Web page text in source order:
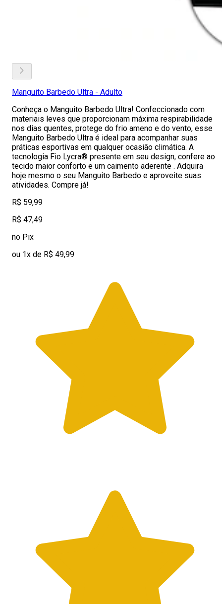
Manguito Barbedo Ultra - Adulto
Conheça o Manguito Barbedo Ultra! Confeccionado com
materiais leves que proporcionam máxima respirabilidade
nos dias quentes, protege do frio ameno e do vento, esse
Manguito Barbedo Ultra é ideal para acompanhar suas
práticas esportivas em qualquer ocasião climática. A
tecnologia Fio Lycra® presente em seu design, confere ao
tecido maior conforto e um caimento aderente . Adquira
hoje mesmo o seu Manguito Barbedo e aproveite suas
atividades. Compre já!
R$ 59,99
R$ 47,49
no Pix
ou 1x de R$ 49,99